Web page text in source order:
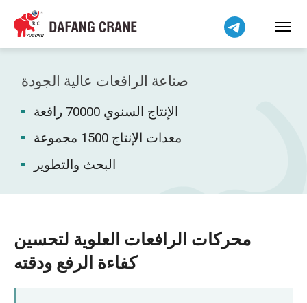
صناعة الرافعات عالية الجودة
الإنتاج السنوي 70000 رافعة
معدات الإنتاج 1500 مجموعة
البحث والتطوير
محركات الرافعات العلوية لتحسين
كفاءة الرفع ودقته
Bahasa Indonesia
Bahasa Melayu
Tiếng Việt
简体中文
فارسی
Pilipino
اردو
Kiswahili
Dansk
Norsk